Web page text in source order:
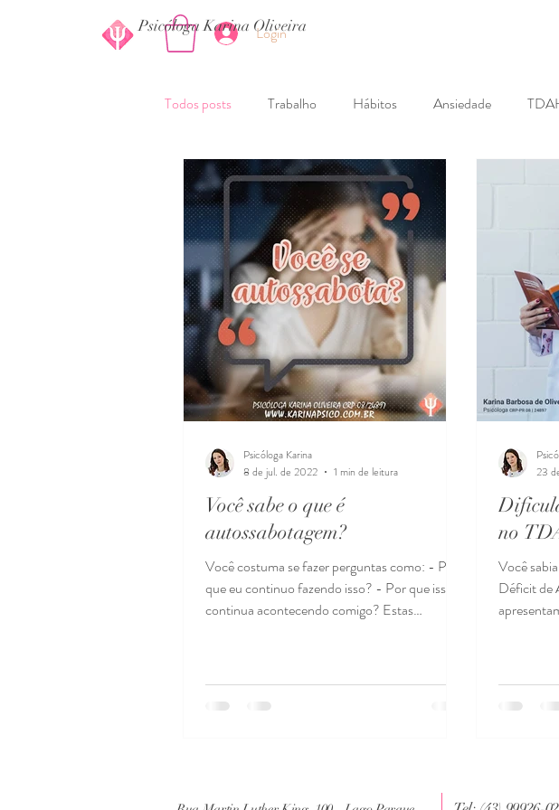
Psicóloga Karina Oliveira
Login
Todos posts Trabalho Hábitos Ansiedade
Você sabe o que é
autossabotagem?
Você costuma se fazer perguntas como: - Por
que eu continuo fazendo isso? - Por que isso
continua acontecendo comigo? Estas
Psicóloga Karina
8 de jul. de 2022
1 min de leitura
no
Você
Déficit de
23